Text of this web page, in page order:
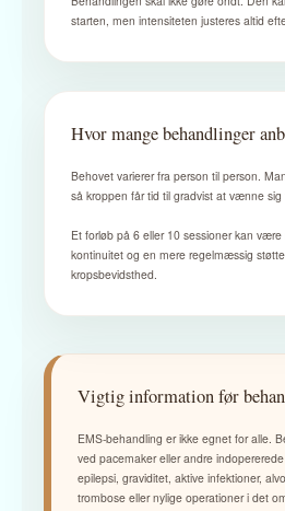
starten, men intensiteten justeres altid
Hvor mange behandlinger
Behovet varierer fra person til person.
så kroppen får tid til gradvist at vænne sig
Et forløb på 6 eller 10 sessioner kan
kontinuitet og en mere regelmæssig
kropsbevidsthed.
Vigtig information før
EMS-behandling er ikke egnet for alle.
ved pacemaker eller andre
epilepsi, graviditet, aktive infektioner,
trombose eller nylige operationer i det